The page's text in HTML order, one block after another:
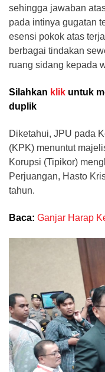
sehingga jawaban
pada intinya gugatan
esensi pokok atas
berbagai tindakan
ruang sidang kepada
Silahkan klik untuk
duplik
Diketahui, JPU pada
(KPK) menuntut
Korupsi (Tipikor)
Perjuangan, Hasto
tahun.
Baca: Ganjar Harap